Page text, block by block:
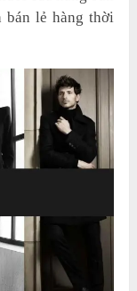
bán lẻ hàng thời